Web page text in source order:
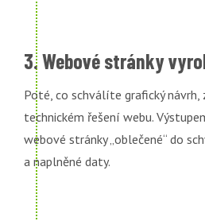
3. Webové stránky
Poté, co schválíte grafický návrh,
technickém řešení webu.
webové stránky „oblečené“ do
a naplněné daty.